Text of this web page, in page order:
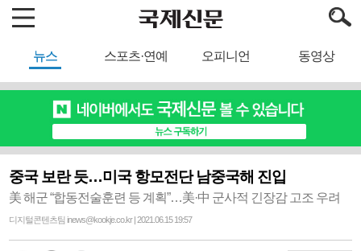
뉴스 스포츠·연예 오피니언 동영상
중국 보란 듯…미국 항모전단 남중국해 진입
美 해군 “합동전술훈련 등 계획”…美·中 군사적 긴장감 고조 우려
디지털콘텐츠팀 inews@kookje.co.kr | 2021.06.15 19:57